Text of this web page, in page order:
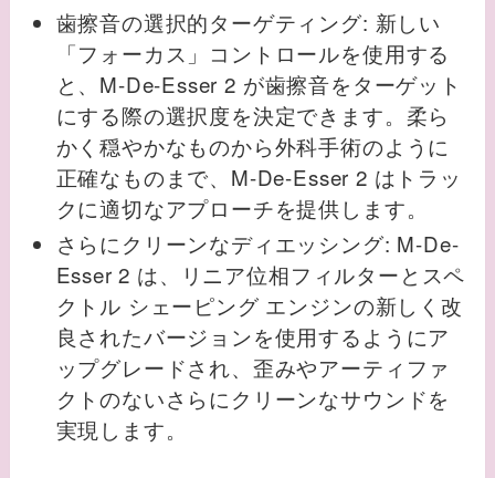
歯擦音の選択的ターゲティング: 新しい
「フォーカス」コントロールを使用する
と、M-De-Esser 2 が歯擦音をターゲット
にする際の選択度を決定できます。柔ら
かく穏やかなものから外科手術のように
正確なものまで、M-De-Esser 2 はトラッ
クに適切なアプローチを提供します。
さらにクリーンなディエッシング: M-De-
Esser 2 は、リニア位相フィルターとスペ
クトル シェーピング エンジンの新しく改
良されたバージョンを使用するようにア
ップグレードされ、歪みやアーティファ
クトのないさらにクリーンなサウンドを
実現します。